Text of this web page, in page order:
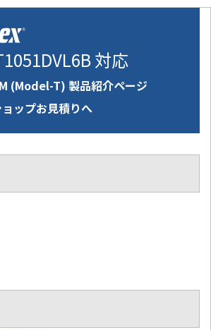
対応
(Model-T) 製品紹介ページ
ップお見積りへ